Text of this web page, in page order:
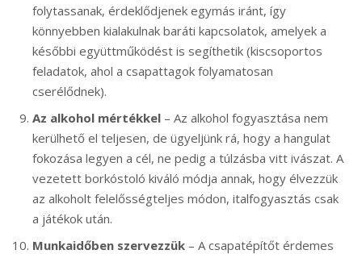
folytassanak, érdeklődjenek egymás iránt, így
könnyebben kialakulnak baráti kapcsolatok, amelyek a
későbbi együttműködést is segíthetik (kiscsoportos
feladatok, ahol a csapattagok folyamatosan
cserélődnek).
Az alkohol mértékkel – Az alkohol fogyasztása nem
kerülhető el teljesen, de ügyeljünk rá, hogy a hangulat
fokozása legyen a cél, ne pedig a túlzásba vitt ivászat. A
vezetett borkóstoló kiváló módja annak, hogy élvezzük
az alkoholt felelősségteljes módon, italfogyasztás csak
a játékok után.
Munkaidőben szervezzük – A csapatépítőt érdemes